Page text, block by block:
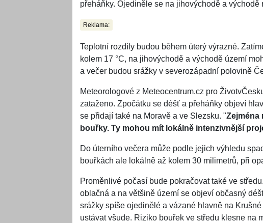
přeháňky. Ojediněle se na jihovýchodě a východě
Reklama:
Teplotní rozdíly budou během úterý výrazné.
kolem 17 °C, na jihovýchodě a východě území
a večer budou srážky v severozápadní polovině
Meteorologové z Meteocentrum.cz pro
zataženo. Zpočátku se déšť a přeháňky objeví
se přidají také na Moravě a ve Slezsku. "Zejména
bouřky. Ty mohou mít lokálně intenzivnější
Do úterního večera může podle jejich výhledu
bouřkách ale lokálně až kolem 30 milimetrů, při
Proměnlivé počasí bude pokračovat také ve
oblačná a na většině území se objeví občasný
srážky spíše ojedinělé a vázané hlavně na
ustávat všude. Riziko bouřek ve středu klesne na